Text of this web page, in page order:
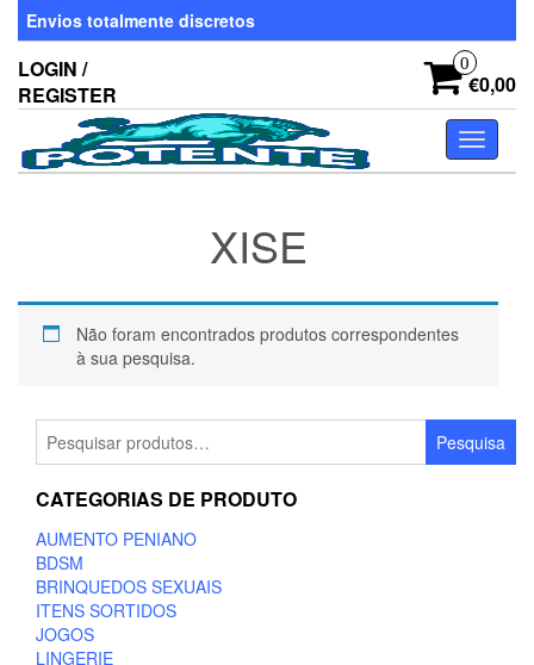
Skip
the
content
Envios totalmente discretos
LOGIN /
REGISTER
0
€0,00
Toggle
XISE
Não foram encontrados produtos correspondentes
à sua pesquisa.
Pesquisar
por:
Pesquisa
CATEGORIAS DE PRODUTO
AUMENTO PENIANO
BDSM
BRINQUEDOS SEXUAIS
ITENS SORTIDOS
JOGOS
LINGERIE